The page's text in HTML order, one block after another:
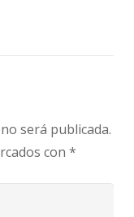
será publicada.
con *